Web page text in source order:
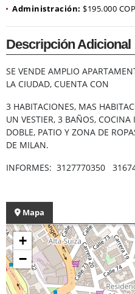
Administración: $195.000 COP
Descripción Adicional
SE VENDE AMPLIO
LA CIUDAD, CUENTA CON
3 HABITACIONES, MAS
UN VESTIER, 3 BAÑOS, COCINA
DOBLE, PATIO Y ZONA DE
DE MILAN.
INFORMES: 3127770350
Mapa
+
−